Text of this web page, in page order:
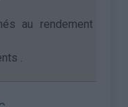
au rendement
.